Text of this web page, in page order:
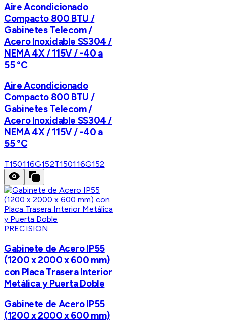
Aire Acondicionado
Compacto 800 BTU /
Gabinetes Telecom /
Acero Inoxidable SS304 /
NEMA 4X / 115V / -40 a
55 °C
Aire Acondicionado
Compacto 800 BTU /
Gabinetes Telecom /
Acero Inoxidable SS304 /
NEMA 4X / 115V / -40 a
55 °C
T150116G152T150116G152
PRECISION
Gabinete de Acero IP55
(1200 x 2000 x 600 mm)
con Placa Trasera Interior
Metálica y Puerta Doble
Gabinete de Acero IP55
(1200 x 2000 x 600 mm)